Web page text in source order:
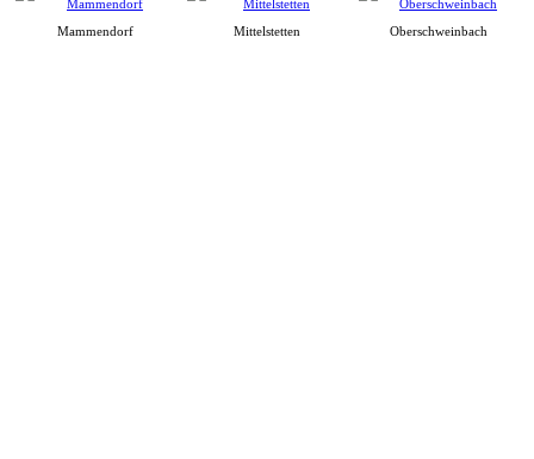
Mammendorf Mittelstetten Oberschweinbach